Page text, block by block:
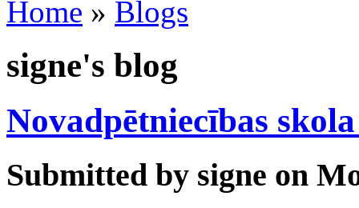
Home » Blogs
signe's blog
Novadpētniecības
Submitted by signe on